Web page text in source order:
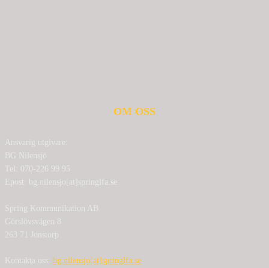
OM OSS
Ansvarig utgivare:
BG Nilensjö
Tel: 070-226 99 95
Epost: bg.nilensjo[at]springlfa.se
Spring Kommunikation AB
Görslövsvägen 8
263 71 Jonstorp
Kontakta oss: bg.nilensjo[at]springlfa.se